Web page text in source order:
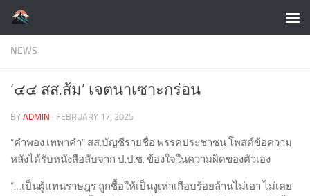
Skip to content
NEWS
‘๔๔ สส.ส้ม’ เจตนาเซาะกร่อน
BY ADMIN · FEBRUARY 17, 2025
“คำพอง เทพาคำ” สส.บัญชีรายชื่อ พรรคประชาชน โพสต์ข้อความ
หลังได้รับหนังสือลับจาก ป.ป.ช. ข้องใจในความผิดของตัวเอง
“…เป็นผู้แทนราษฎร ถูกซื้อให้เป็นงูเห่าเกือบร้อยล้านไม่เอา ไม่เคย